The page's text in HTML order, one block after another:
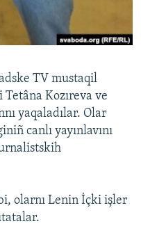
TV mustaqil
Kozıreva ve
yaqaladılar. Olar
canlı yayınlavını
olarnı Lenin İçki işler